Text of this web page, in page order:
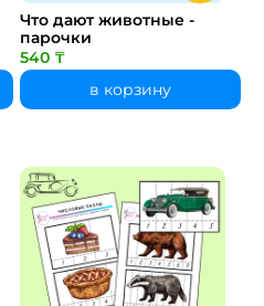
Что дают животные -
парочки
540 ₸
в корзину